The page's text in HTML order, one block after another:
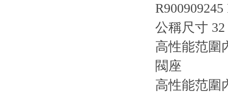
公稱尺寸
高性能范圍
閥座
高性能范圍